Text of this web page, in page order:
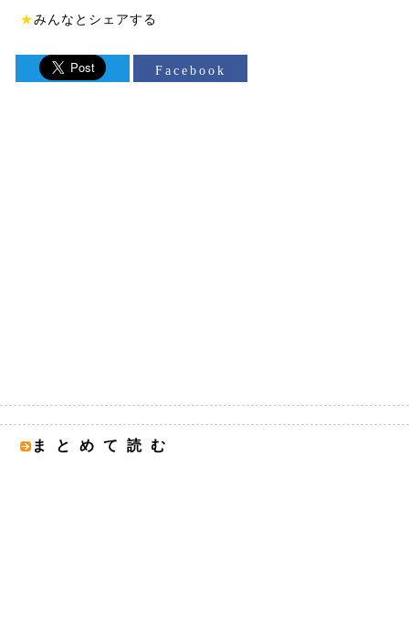
★みんなとシェアする
Facebook
まとめて読む